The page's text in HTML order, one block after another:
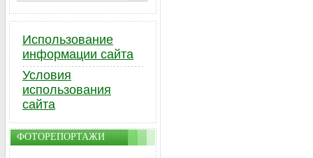
Использование
информации сайта
Условия
использования
сайта
ФОТОРЕПОРТАЖИ